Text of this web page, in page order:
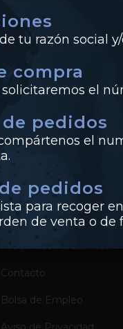
EMPRESA
Certificados de Productos
Catálogos de Productos
Preguntas Frecuentes
Contacto
Bolsa de Empleo
tu razón social
compra
el
pedidos
el
pedidos
para recoger
de venta o de